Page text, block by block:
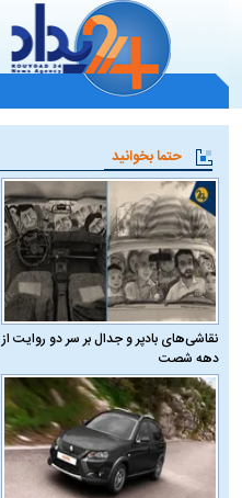
حتما بخوانید
نقاشی‌های بادپر و جدال بر سر دو روایت از
دهه شصت